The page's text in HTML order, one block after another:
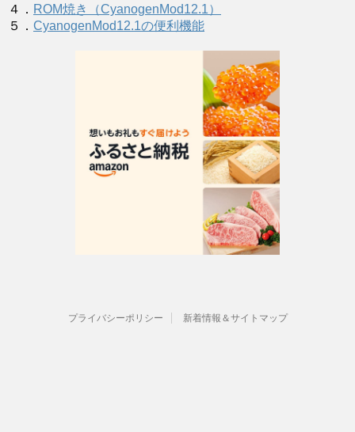
４． ROM焼き（CyanogenMod12.1）
５． CyanogenMod12.1の便利機能
プライバシーポリシー 新着情報＆サイトマップ